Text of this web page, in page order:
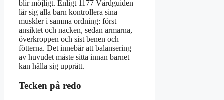
blir möjligt. Enligt 1177 Vårdguiden
lär sig alla barn kontrollera sina
muskler i samma ordning: först
ansiktet och nacken, sedan armarna,
överkroppen och sist benen och
fötterna. Det innebär att balansering
av huvudet måste sitta innan barnet
kan hålla sig upprätt.
Tecken på redo